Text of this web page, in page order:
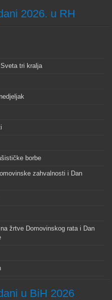
2026. u RH
tri kralja
borbe
zahvalnosti i Dan
žrtve Domovinskog rata i Dan
u BiH 2026